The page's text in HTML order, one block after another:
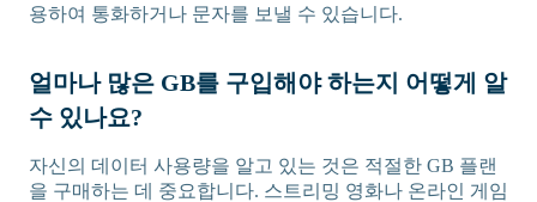
용하여 통화하거나 문자를 보낼 수 있습니다.
얼마나 많은 GB를 구입해야 하는지 어떻게 알
수 있나요?
자신의 데이터 사용량을 알고 있는 것은 적절한 GB 플랜
을 구매하는 데 중요합니다. 스트리밍 영화나 온라인 게임